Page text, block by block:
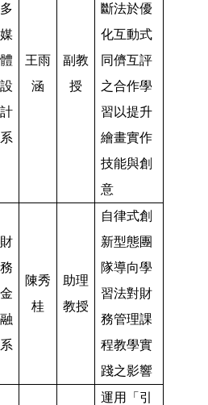
多
媒
體
設
計
系
王雨
涵
副教
授
斷法於優
化互動式
同儕互評
之合作學
習以提升
繪畫實作
技能與創
意
財
務
金
融
系
陳秀
桂
助理
教授
自律式創
新型態團
隊導向學
習法對財
務管理課
程教學實
踐之影響
運用「引